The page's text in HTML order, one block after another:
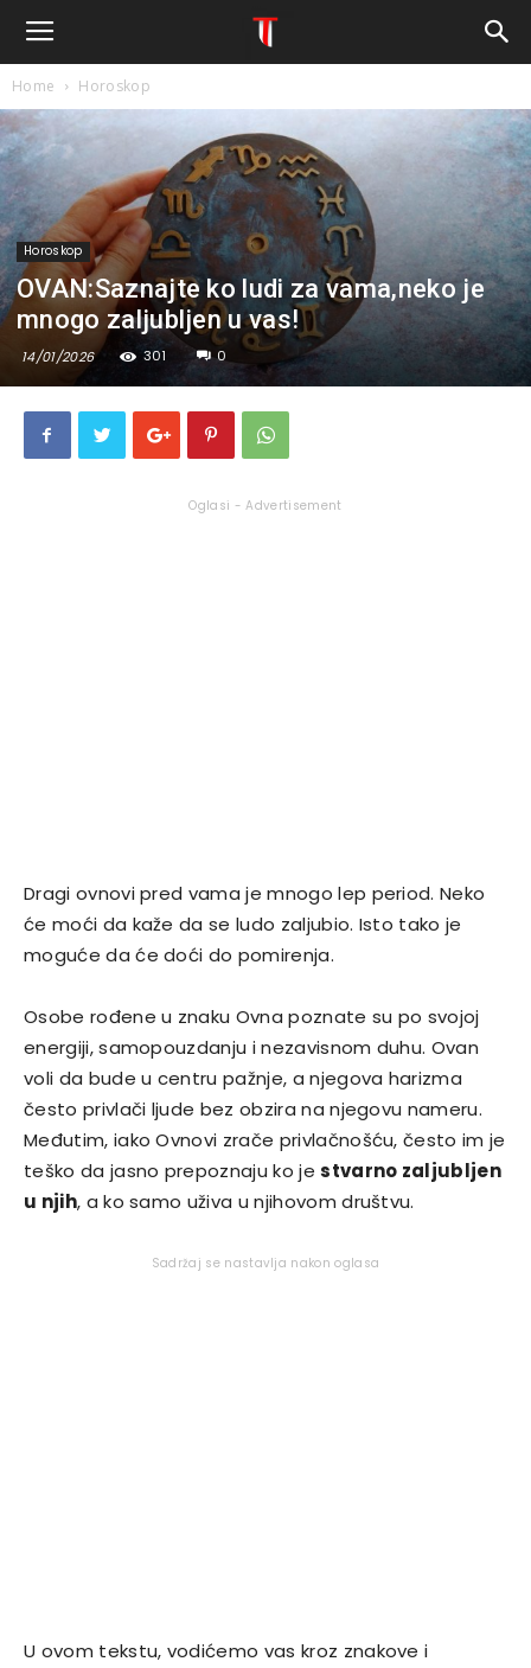
Home Horoskop
Horoskop
OVAN:Saznajte ko ludi za vama,neko je
mnogo zaljubljen u vas!
14/01/2026 301 0
Oglasi - Advertisement
Dragi ovnovi pred vama je mnogo lep period. Neko
će moći da kaže da se ludo zaljubio. Isto tako je
moguće da će doći do pomirenja.
Osobe rođene u znaku Ovna poznate su po svojoj
energiji, samopouzdanju i nezavisnom duhu. Ovan
voli da bude u centru pažnje, a njegova harizma
često privlači ljude bez obzira na njegovu nameru.
Međutim, iako Ovnovi zrače privlačnošću, često im je
teško da jasno prepoznaju ko jestvarno zaljubljen
u njih, a ko samo uživa u njihovom društvu.
Sadržaj se nastavlja nakon oglasa
U ovom tekstu, vodićemo vas kroz znakove i